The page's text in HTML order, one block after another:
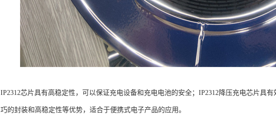
IP2312芯片具有高稳定性，可以保证充电设备和充电电池的安全；IP2312降压充电芯片具
巧的封装和高稳定性等优势，适合于便携式电子产品的应用。